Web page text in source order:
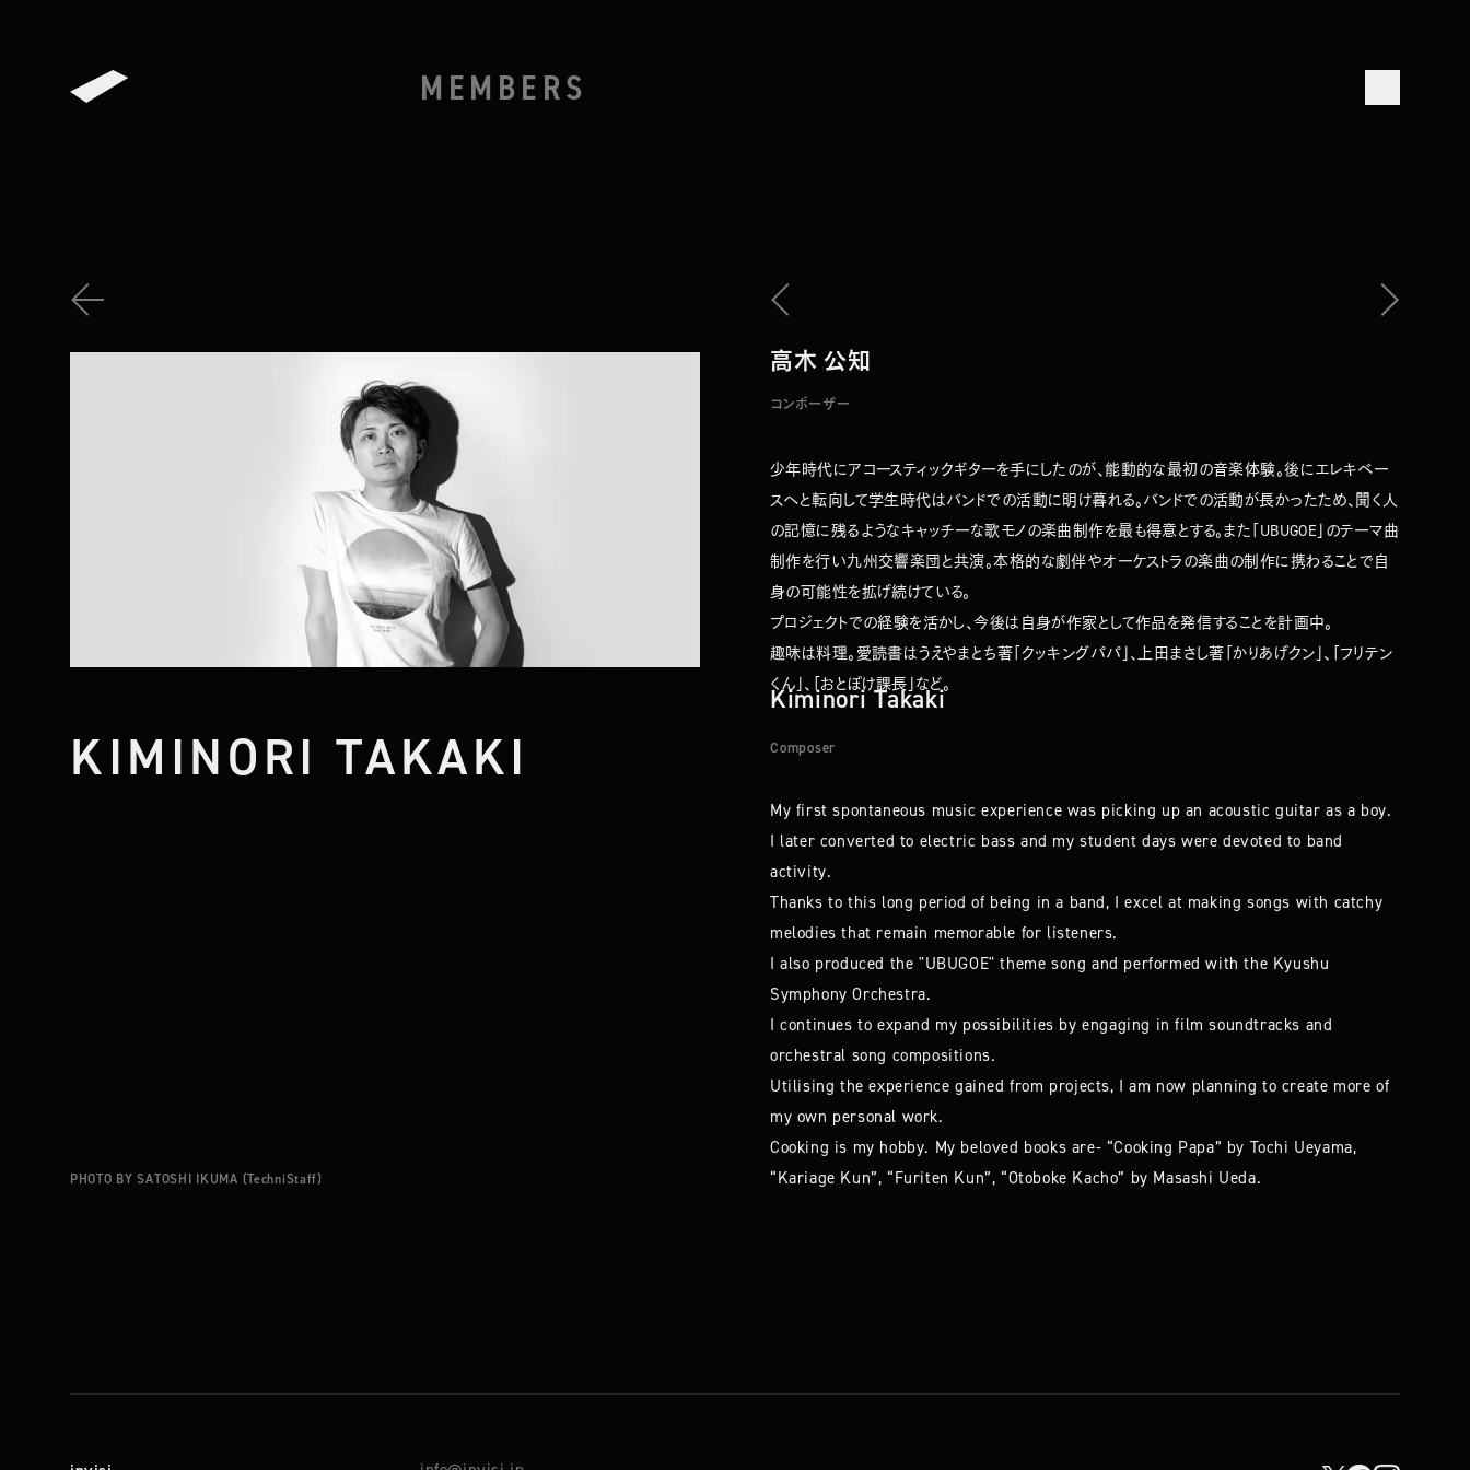
TOP
ABOUT
WORKS
MEMBERS
Yudai Iwata
KIMINORI TAKAKI
PHOTO BY SATOSHI IKUMA (TechniStaff)
高木 公知
コンポーザー
少年時代にアコースティックギターを手にしたのが、能動的な最初の音楽体験。後にエレキベー
スへと転向して学生時代はバンドでの活動に明け暮れる。バンドでの活動が長かったため、聞く人
の記憶に残るようなキャッチーな歌モノの楽曲制作を最も得意とする。また「UBUGOE」のテーマ曲
制作を行い九州交響楽団と共演。本格的な劇伴やオーケストラの楽曲の制作に携わることで自
身の可能性を拡げ続けている。
プロジェクトでの経験を活かし、今後は自身が作家として作品を発信することを計画中。
趣味は料理。愛読書はうえやまとち著「クッキングパパ」、上田まさし著「かりあげクン」、「フリテン
くん」、「おとぼけ課長」など。
Kiminori Takaki
Composer
My first spontaneous music experience was picking up an acoustic guitar as a boy.
I later converted to electric bass and my student days were devoted to band
activity.
Thanks to this long period of being in a band, I excel at making songs with catchy
melodies that remain memorable for listeners.
I also produced the "UBUGOE" theme song and performed with the Kyushu
Symphony Orchestra.
I continues to expand my possibilities by engaging in film soundtracks and
orchestral song compositions.
Utilising the experience gained from projects, I am now planning to create more of
my own personal work.
Cooking is my hobby. My beloved books are- “Cooking Papa” by Tochi Ueyama,
“Kariage Kun”, “Furiten Kun”, “Otoboke Kacho” by Masashi Ueda.